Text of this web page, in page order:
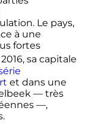
Le pays,
à une
fortes
, sa capitale
et dans une
— très
—,
.